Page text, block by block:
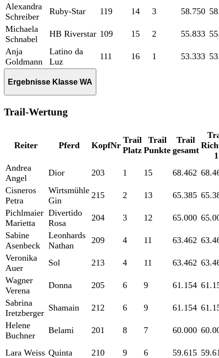
Alexandra
Schreiber
Ruby-Star 119 14 3 58.750
Michaela
Schnabel
HB Riverstar 109 15 2 55.833
Anja
Goldmann
Latino da
Luz
111 16 1 53.333
Ergebnisse Klasse WA
Trail-Wertung
Reiter Pferd KopfNr
Trail
Platz
Trail
Punkte
Trail
gesamt
1
Andrea
Angel
Dior 203 1 15 68.462
Cisneros
Petra
Wirtsmühle
Gin
215 2 13 65.385
Pichlmaier
Marietta
Divertido
Rosa
204 3 12 65.000
Sabine
Asenbeck
Leonhards
Nathan
209 4 11 63.462
Veronika
Auer
Sol 213 4 11 63.462
Wagner
Verena
Donna 205 6 9 61.154
Sabrina
Iretzberger
Shamain 212 6 9 61.154
Helene
Buchner
Belami 201 8 7 60.000
Lara Weiss Quinta 210 9 6 59.615